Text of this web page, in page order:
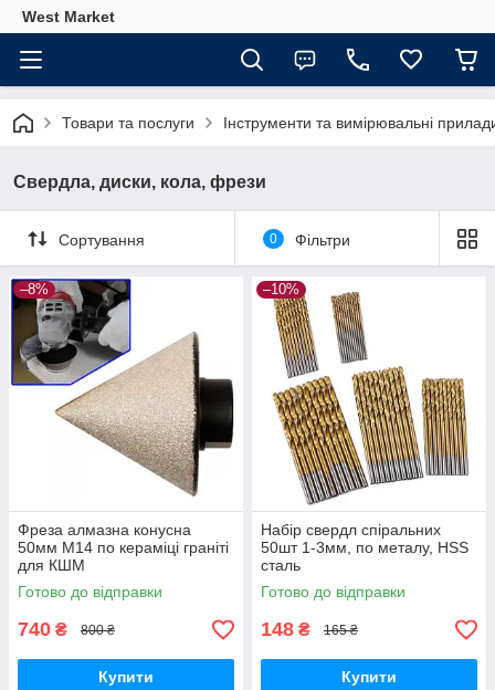
West Market
Товари та послуги Інструменти та вимірювальні
Свердла, диски, кола, фрези
Сортування 0 Фільтри
–8%
Фреза алмазна конусна
50мм M14 по кераміці граніті
для КШМ
Готово до відправки
740 ₴ 800 ₴
Купити
–10%
Набір свердл спіральних
50шт 1-3мм, по металу, HSS
сталь
Готово до відправки
148 ₴ 165 ₴
Купити